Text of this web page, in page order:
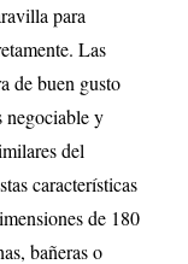
para
Las
de buen gusto
negociable y
del
características
de 180
bañeras o